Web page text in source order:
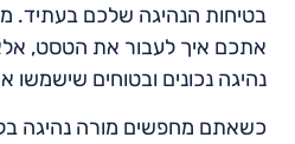
בטיחות הנהיגה שלכם בעתיד.
אתכם איך לעבור את הטסט,
נהיגה נכונים ובטוחים שישמשו
כשאתם מחפשים מורה נהיגה